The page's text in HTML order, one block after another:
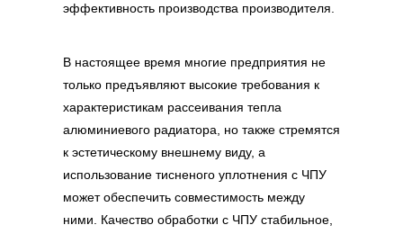
эффективность производства производителя.
В настоящее время многие предприятия не
только предъявляют высокие требования к
характеристикам рассеивания тепла
алюминиевого радиатора, но также стремятся
к эстетическому внешнему виду, а
использование тисненого уплотнения с ЧПУ
может обеспечить совместимость между
ними. Качество обработки с ЧПУ стабильное,